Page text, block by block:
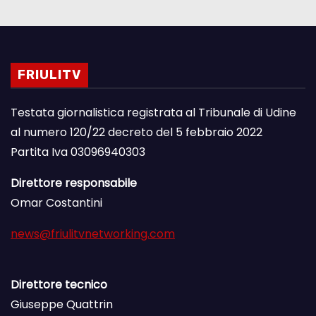
FRIULITV
Testata giornalistica registrata al Tribunale di Udine
al numero 120/22 decreto del 5 febbraio 2022
Partita Iva 03096940303
Direttore responsabile
Omar Costantini
news@friulitvnetworking.com
Direttore tecnico
Giuseppe Quattrin